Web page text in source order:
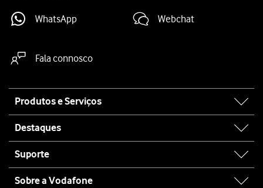
WhatsApp Webchat
Fala connosco
map
Produtos e Serviços
Destaques
Suporte
Sobre a Vodafone